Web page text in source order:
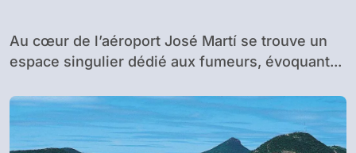
Au cœur de l’aéroport José Martí se trouve un
espace singulier dédié aux fumeurs, évoquant...